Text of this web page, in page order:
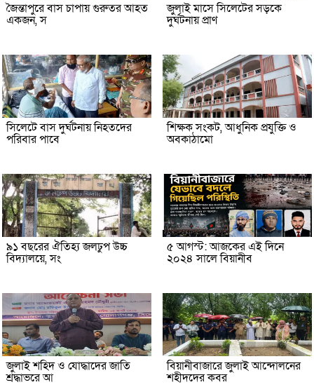
জৈন্তাপুরে বাস চাপায় গুরুতর আহত
একজন, স
জুলাই মাসে সিলেটের সড়কে
দুর্ঘটনায় প্রাণ
সিলেটে বাস দুর্ঘটনায় নিহতদের
পরিবার পাবে
শিক্ষক সংকট, আধুনিক প্রযুক্তি ও
অবকাঠামো
৯১ বছরের ঐতিহ্য জলঢুপ উচ্চ
বিদ্যালয়ে, সং
৫ আগস্ট: আজকের এই দিনে
২০২৪ সালে বিয়ানীব
জুলাই শহিদ ও যোদ্ধাদের জাতি
শ্রদ্ধাভরে আ
বিয়ানীবাজারে জুলাই আন্দোলনের
শহীদদের কবর